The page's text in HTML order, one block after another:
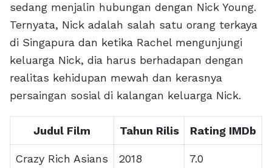
sedang menjalin hubungan dengan Nick Young.
Ternyata, Nick adalah salah satu orang terkaya
di Singapura dan ketika Rachel mengunjungi
keluarga Nick, dia harus berhadapan dengan
realitas kehidupan mewah dan kerasnya
persaingan sosial di kalangan keluarga Nick.
Judul Film Tahun Rilis Rating IMDb
Crazy Rich Asians 2018 7.0